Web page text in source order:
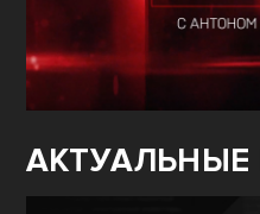
АКТУАЛЬНЫЕ